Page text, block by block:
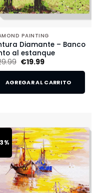
PAINTING
Diamante – Banco
al estanque
€19.99
AGREGAR AL CARRITO